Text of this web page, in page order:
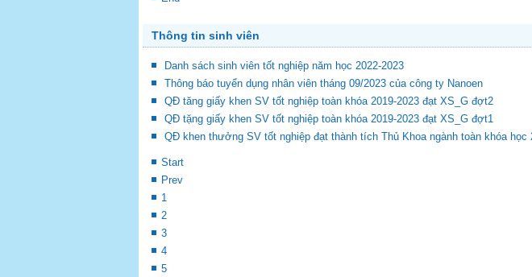
Thông tin sinh viên
Danh sách sinh viên tốt nghiệp năm học 2022-2023
Thông báo tuyển dụng nhân viên tháng 09/2023 của công ty Nanoen
QĐ tăng giấy khen SV tốt nghiệp toàn khóa 2019-2023 đạt XS_G đợt2
QĐ tặng giấy khen SV tốt nghiệp toàn khóa 2019-2023 đạt XS_G đợt1
QĐ khen thưởng SV tốt nghiệp đạt thành tích Thủ Khoa ngành toàn khóa học
Start
Prev
1
2
3
4
5